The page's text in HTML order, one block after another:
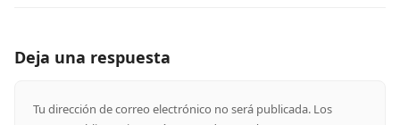
Deja una respuesta
Tu dirección de correo electrónico no será publicada. Los